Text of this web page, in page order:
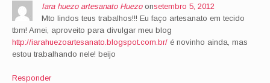
Iara huezo artesanato Huezoonsetembro 5, 2012
Mto lindos teus trabalhos!!! Eu faço artesanato em tecido
tbm! Amei, aproveito para divulgar meu blog
http://iarahuezoartesanato.blogspot.com.br/ é novinho ainda, mas
estou trabalhando nele! beijo
Responder